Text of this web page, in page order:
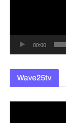
00:00
Wave25tv